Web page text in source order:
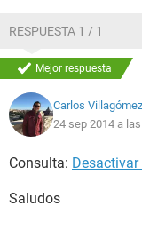
RESPUESTA 1 / 1
Mejor respuesta
Carlos Villagómez
24 sep 2014 a
Consulta:
Saludos